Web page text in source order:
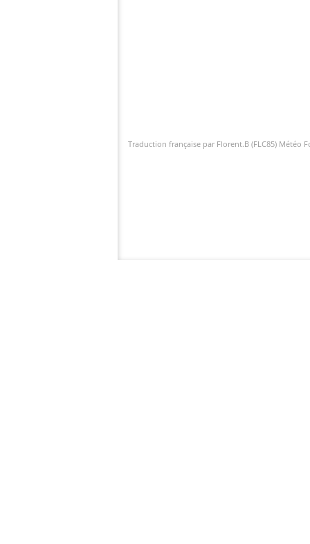
Traduction française par Florent.B (FLC85) Météo